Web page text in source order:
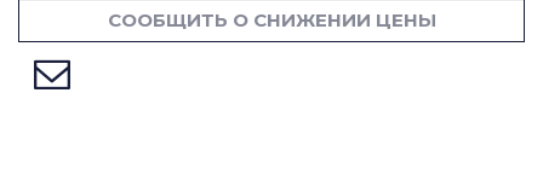
СООБЩИТЬ О СНИЖЕНИИ ЦЕНЫ